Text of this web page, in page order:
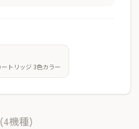
ートリッジ 3色カラー
(4機種)